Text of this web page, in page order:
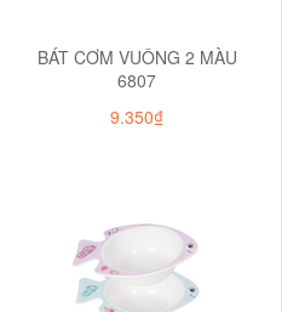
BÁT CƠM VUÔNG 2 MÀU
6807
9.350₫